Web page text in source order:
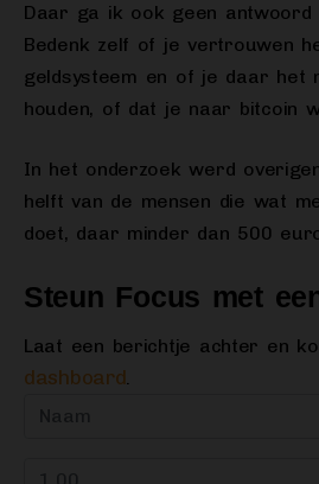
Daar ga ik ook geen antwoord
Bedenk zelf of je vertrouwen
geldsysteem en of je daar het
houden, of dat je naar bitcoin
In het onderzoek werd
helft van de mensen die wat
doet, daar minder dan 500
Steun Focus met
Laat een berichtje achter en
dashboard.